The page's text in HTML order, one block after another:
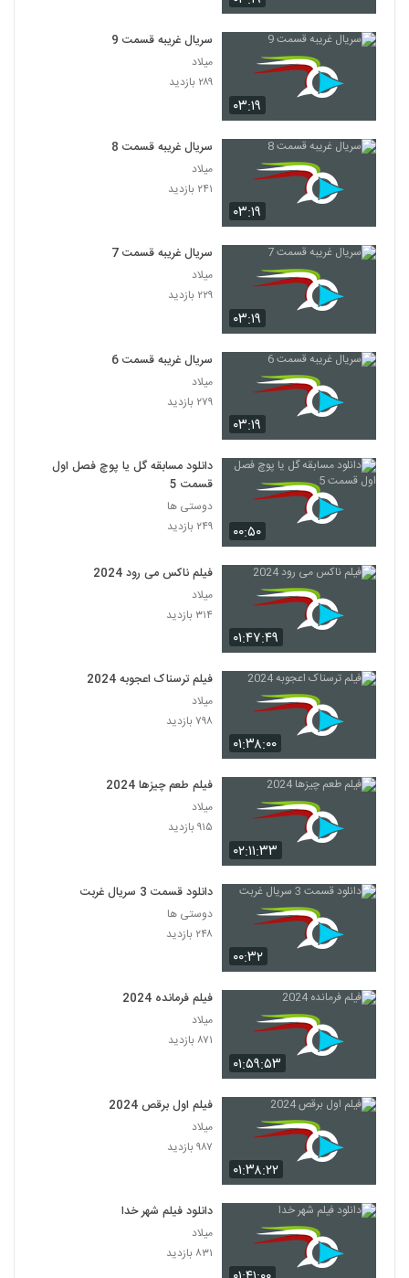
۰۳:۱۹
سریال غریبه قسمت 9
میلاد
۲۸۹ بازدید
۰۳:۱۹
سریال غریبه قسمت 8
میلاد
۲۴۱ بازدید
۰۳:۱۹
سریال غریبه قسمت 7
میلاد
۲۲۹ بازدید
۰۳:۱۹
سریال غریبه قسمت 6
میلاد
۲۷۹ بازدید
۰۰:۵۰
دانلود مسابقه گل یا پوچ فصل اول
قسمت 5
دوستی ها
۲۴۹ بازدید
۰۱:۴۷:۴۹
فیلم ناکس می رود 2024
میلاد
۳۱۴ بازدید
۰۱:۳۸:۰۰
فیلم ترسناک اعجوبه 2024
میلاد
۷۹۸ بازدید
۰۲:۱۱:۳۳
فیلم طعم چیزها 2024
میلاد
۹۱۵ بازدید
۰۰:۳۲
دانلود قسمت 3 سریال غربت
دوستی ها
۲۴۸ بازدید
۰۱:۵۹:۵۳
فیلم فرمانده 2024
میلاد
۸۷۱ بازدید
۰۱:۳۸:۲۲
فیلم اول برقص 2024
میلاد
۹۸۷ بازدید
دانلود فیلم شهر خدا
میلاد
۸۳۱ بازدید